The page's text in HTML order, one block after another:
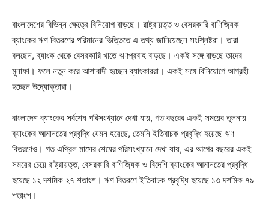
বাংলাদেশের বিভিন্ন ক্ষেত্রে বিনিয়োগ বাড়ছে। রাষ্ট্রায়ত্ত ও বেসরকারি বাণিজ্যিক
ব্যাংকের ঋণ বিতরণের পরিমানের ভিত্তিতে এ তথ্য জানিয়েছেন সংশ্লিষ্টরা। তারা
বলছেন, ব্যাংক থেকে বেসরকারি খাতে ঋণপ্রবাহ বাড়ছে। একই সঙ্গে বাড়ছে তাদের
মুনাফা। ফলে নতুন করে আশাবাদী হচ্ছেন ব্যাংকাররা। একই সঙ্গে বিনিয়োগে আগ্রহী
হচ্ছেন উদ্যোক্তারা।
বাংলাদেশ ব্যাংকের সর্বশেষ পরিসংখ্যানে দেখা যায়, গত বছরের একই সময়ের তুলনায়
ব্যাংকের আমানতের প্রবৃদ্ধি যেমন হয়েছে, তেমনি ইতিবাচক প্রবৃদ্ধি হয়েছে ঋণ
বিতরণেও। গত এপ্রিল মাসের শেষের পরিসংখ্যানে দেখা যায়, এর আগের বছরের একই
সময়ের চেয়ে রাষ্ট্রায়ত্ত, বেসরকারি বাণিজ্যিক ও বিদেশি ব্যাংকের আমানতের প্রবৃদ্ধি
হয়েছে ১২ দশমিক ২৭ শতাংশ। ঋণ বিতরণে ইতিবাচক প্রবৃদ্ধি হয়েছে ১৩ দশমিক ৭৯
শতাংশ।